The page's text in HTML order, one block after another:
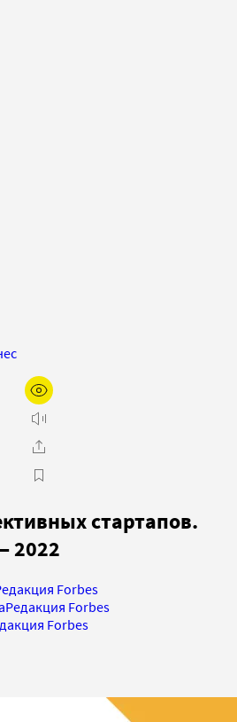
стартапов.
2022
Forbes
Редакция Forbes
Forbes